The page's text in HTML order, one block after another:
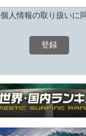
個人情報の取り扱いに